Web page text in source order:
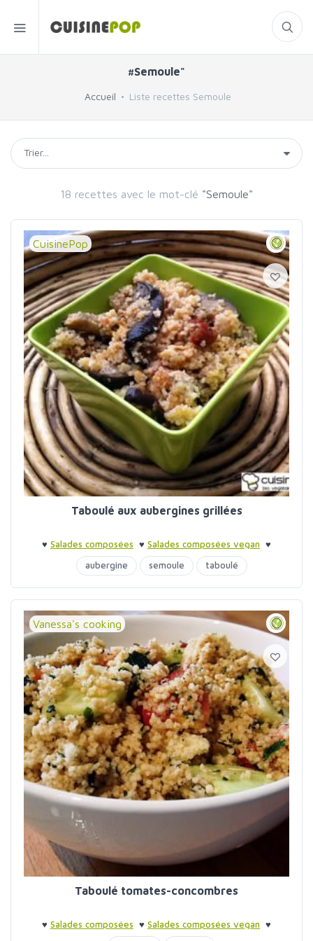
#Semoule"
Accueil Liste recettes Semoule
18 recettes avec le mot-clé "Semoule"
CuisinePop
Taboulé aux aubergines grillées
♥ Salades composées ♥ Salades composées vegan ♥
Barbecue entre amis
Barbecue entre amis
aubergine semoule taboulé
Vanessa's cooking
Taboulé tomates-concombres
♥ Salades composées ♥ Salades composées vegan ♥